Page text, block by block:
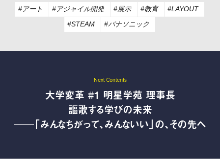
#アート #アジャイル開発 #展示 #教育
#LAYOUT
#STEAM
#パナソニック
Next Contents
大学変革 #1 明星学苑 理事長
謳歌する学びの未来
──「みんなちがって、みんないい」の、その先へ